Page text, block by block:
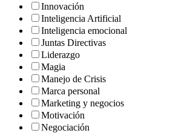
Innovación
Inteligencia Artificial
Inteligencia emocional
Juntas Directivas
Liderazgo
Magia
Manejo de Crisis
Marca personal
Marketing y negocios
Motivación
Negociación